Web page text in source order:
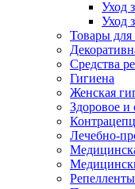
Уход
Уход
Товары
Средства
Гигиена
Женская
Здоровое и
Лечебно-
Репелленты